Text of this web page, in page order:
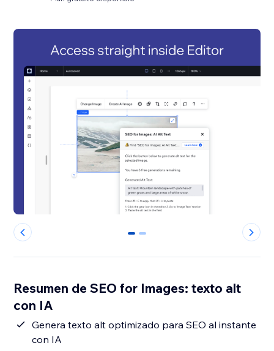
0 1
Resumen de SEO for Images: texto alt
con IA
Genera texto alt optimizado para SEO al instante
con IA